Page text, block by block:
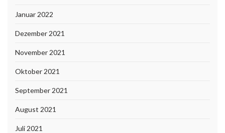
Januar 2022
Dezember 2021
November 2021
Oktober 2021
September 2021
August 2021
Juli 2021